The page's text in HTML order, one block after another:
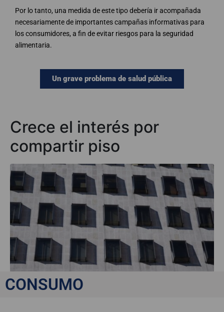
Por lo tanto, una medida de este tipo debería ir acompañada
necesariamente de importantes campañas informativas para
los consumidores, a fin de evitar riesgos para la seguridad
alimentaria.
Un grave problema de salud pública
Crece el interés por
compartir piso
CONSUMO